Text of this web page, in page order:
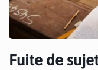
Fuite de